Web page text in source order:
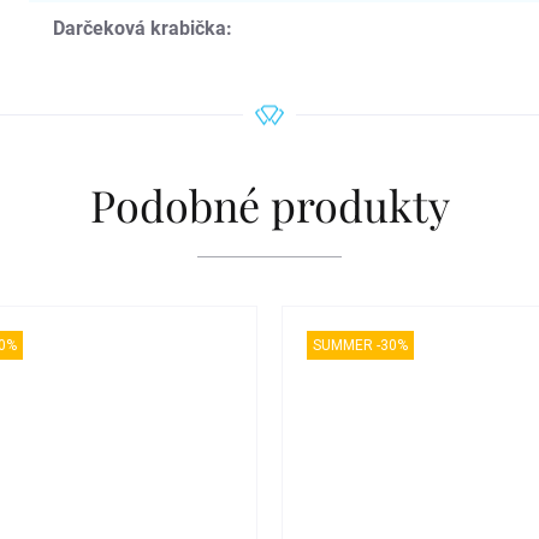
Darčeková krabička:
Podobné produkty
SUMMER -30%